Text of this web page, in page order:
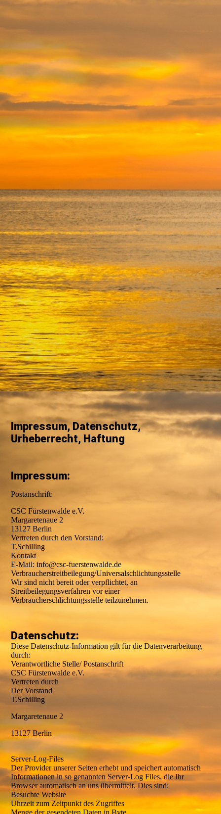
Impressum, Datenschutz,
Urheberrecht, Haftung
Impressum:
Postanschrift:
CSC Fürstenwalde e.V.
Margaretenaue 2
13127 Berlin
Vertreten durch den Vorstand:
T.Schilling
Kontakt
E-Mail: info@csc-fuerstenwalde.de
Verbraucherstreitbeilegung/Universalschlichtungsstelle
Wir sind nicht bereit oder verpflichtet, an
Streitbeilegungsverfahren vor einer
Verbraucherschlichtungsstelle teilzunehmen.
Datenschutz:
Diese Datenschutz-Information gilt für die Datenverarbeitung
durch:
Verantwortliche Stelle/ Postanschrift
CSC Fürstenwalde e.V.
Vertreten durch
Der Vorstand
T.Schilling
Margaretenaue 2
13127 Berlin
Server-Log-Files
Der Provider unserer Seiten erhebt und speichert automatisch
Informationen in so genannten Server-Log Files, die Ihr
Browser automatisch an uns übermittelt. Dies sind:
Besuchte Website
Uhrzeit zum Zeitpunkt des Zugriffes